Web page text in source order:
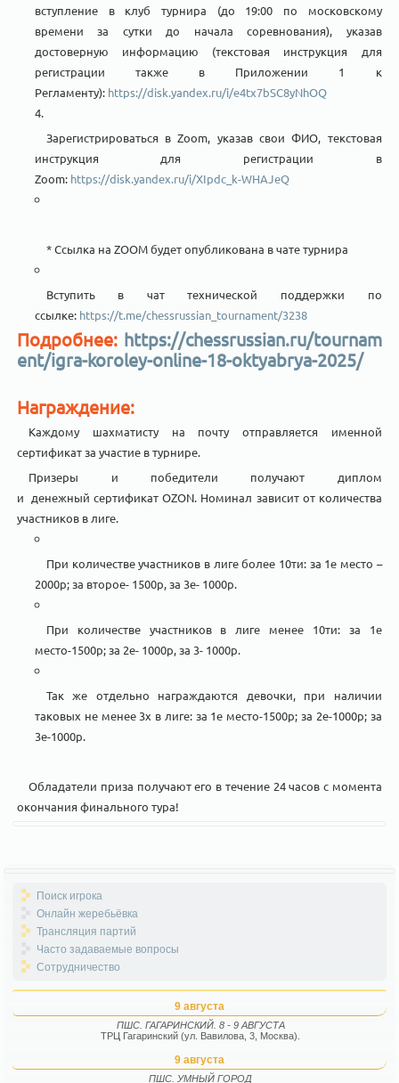
вступление в клуб турнира (до 19:00 по московскому
времени за сутки до начала соревнования), указав
достоверную информацию (текстовая инструкция для
регистрации также в Приложении 1 к
Регламенту): https://disk.yandex.ru/i/e4tx7bSC8yNhOQ
Зарегистрироваться в Zoom, указав свои ФИО, текстовая
инструкция для регистрации в
Zoom: https://disk.yandex.ru/i/XIpdc_k-WHAJeQ
* Ссылка на ZOOM будет опубликована в чате турнира
Вступить в чат технической поддержки по
ссылке: https://t.me/chessrussian_tournament/3238
Подробнее: https://chessrussian.ru/tournam
ent/igra-koroley-online-18-oktyabrya-2025/
Награждение:
Каждому шахматисту на почту отправляется именной
сертификат за участие в турнире.
Призеры и победители получают диплом
и денежный сертификат OZON. Номинал зависит от количества
участников в лиге.
При количестве участников в лиге более 10ти: за 1е место –
2000р; за второе- 1500р, за 3е- 1000р.
При количестве участников в лиге менее 10ти: за 1е
место-1500р; за 2е- 1000р, за 3- 1000р.
Так же отдельно награждаются девочки, при наличии
таковых не менее 3х в лиге: за 1е место-1500р; за 2е-1000р; за
3е-1000р.
Обладатели приза получают его в течение 24 часов с момента
окончания финального тура!
Поиск игрока
Онлайн жеребьёвка
Трансляция партий
Часто задаваемые вопросы
Сотрудничество
9 августа
ПШС. ГАГАРИНСКИЙ. 8 - 9 АВГУСТА
ТРЦ Гагаринский (ул. Вавилова, 3, Москва).
9 августа
ПШС. УМНЫЙ ГОРОД